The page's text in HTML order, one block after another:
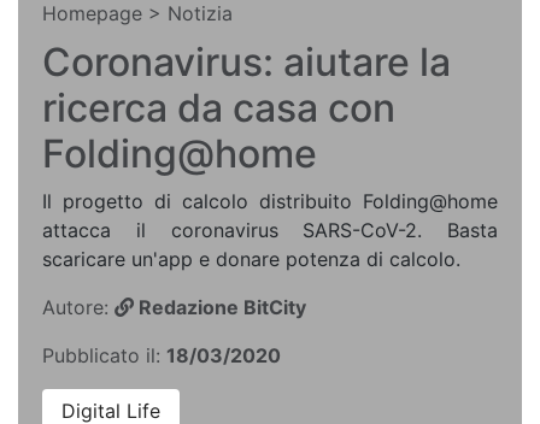
Homepage > Notizia
Coronavirus: aiutare la
ricerca da casa con
Folding@home
Il progetto di calcolo distribuito Folding@home
attacca il coronavirus SARS-CoV-2. Basta
scaricare un'app e donare potenza di calcolo.
Autore:
Redazione BitCity
Pubblicato il: 18/03/2020
Digital Life